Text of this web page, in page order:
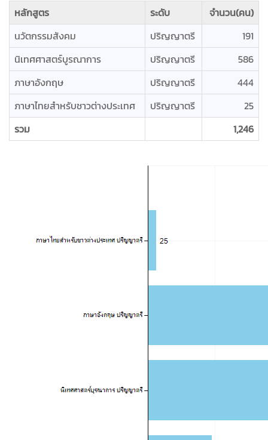
หลักสูตร ระดับ
จำนวน(คน)
นวัตกรรมสังคม
ปริญญาตรี
191
นิเทศศาสตร์บูรณาการ
ปริญญาตรี
586
ภาษาอังกฤษ
ปริญญาตรี
444
ภาษาไทยสำหรับชาวต่างประเทศ
ปริญญาตรี
25
รวม
1,246